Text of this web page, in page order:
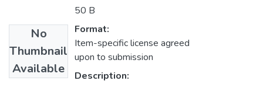
No
Thumbnail
Available
50 B
Format:
Item-specific license agreed
upon to submission
Description: